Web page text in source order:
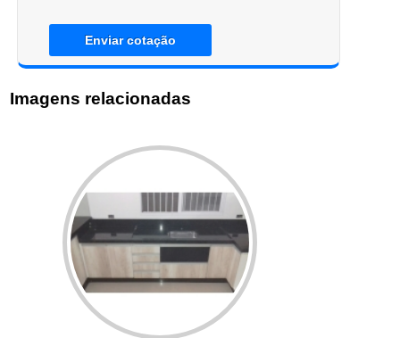
Enviar cotação
Imagens relacionadas